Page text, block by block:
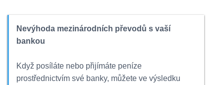
Nevýhoda mezinárodních převodů s vaší
bankou
Když posíláte nebo přijímáte peníze
prostřednictvím své banky, můžete ve výsledku